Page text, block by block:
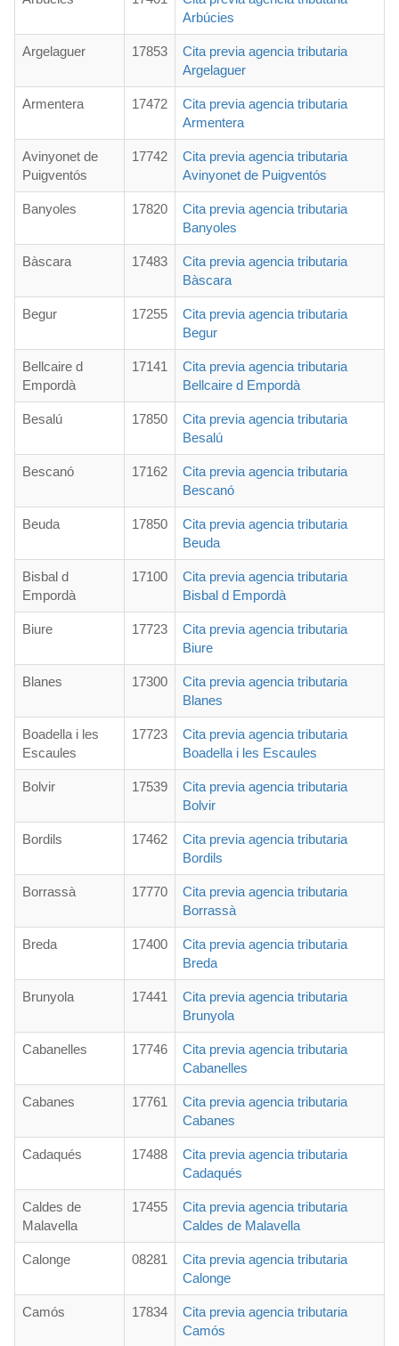
Arbúcies
Argelaguer 17853
Cita previa agencia tributaria
Argelaguer
Armentera 17472
Cita previa agencia tributaria
Armentera
Avinyonet de
Puigventós
17742
Cita previa agencia tributaria
Avinyonet de Puigventós
Banyoles 17820
Cita previa agencia tributaria
Banyoles
Bàscara 17483
Cita previa agencia tributaria
Bàscara
Begur 17255
Cita previa agencia tributaria
Begur
Bellcaire d
Empordà
17141
Cita previa agencia tributaria
Bellcaire d Empordà
Besalú 17850
Cita previa agencia tributaria
Besalú
Bescanó 17162
Cita previa agencia tributaria
Bescanó
Beuda 17850
Cita previa agencia tributaria
Beuda
Bisbal d
Empordà
17100
Cita previa agencia tributaria
Bisbal d Empordà
Biure 17723
Cita previa agencia tributaria
Biure
Blanes 17300
Cita previa agencia tributaria
Blanes
Boadella i les
Escaules
17723
Cita previa agencia tributaria
Boadella i les Escaules
Bolvir 17539
Cita previa agencia tributaria
Bolvir
Bordils 17462
Cita previa agencia tributaria
Bordils
Borrassà 17770
Cita previa agencia tributaria
Borrassà
Breda 17400
Cita previa agencia tributaria
Breda
Brunyola 17441
Cita previa agencia tributaria
Brunyola
Cabanelles 17746
Cita previa agencia tributaria
Cabanelles
Cabanes 17761
Cita previa agencia tributaria
Cabanes
Cadaqués 17488
Cita previa agencia tributaria
Cadaqués
Caldes de
Malavella
17455
Cita previa agencia tributaria
Caldes de Malavella
Calonge 08281
Cita previa agencia tributaria
Calonge
Camós 17834
Cita previa agencia tributaria
Camós